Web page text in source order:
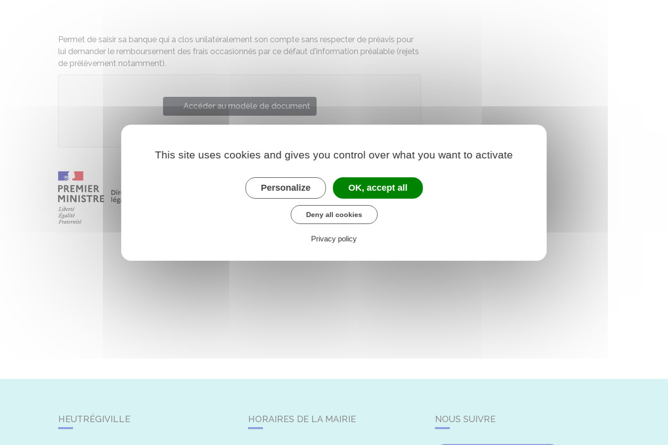
Permet de saisir sa banque qui a clos unilatéralement son compte sans respecter de préavis pour
lui demander le remboursement des frais occasionnés par ce défaut d'information préalable (rejets
de prélèvement notamment).
Accéder au modèle de document
HEUTRÉGIVILLE HORAIRES DE LA MAIRIE NOUS SUIVRE
This site uses cookies and gives you control over what you want to activate
Personalize OK, accept all
Deny all cookies
Privacy policy